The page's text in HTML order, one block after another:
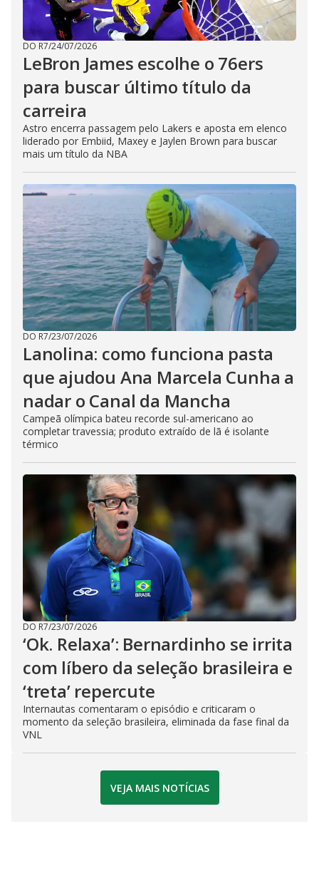
DO R7/24/07/2026
LeBron James escolhe o 76ers
para buscar último título da
carreira
Astro encerra passagem pelo Lakers e aposta em elenco
liderado por Embiid, Maxey e Jaylen Brown para buscar
mais um título da NBA
DO R7/23/07/2026
Lanolina: como funciona pasta
que ajudou Ana Marcela Cunha a
nadar o Canal da Mancha
Campeã olímpica bateu recorde sul-americano ao
completar travessia; produto extraído de lã é isolante
térmico
DO R7/23/07/2026
‘Ok. Relaxa’: Bernardinho se irrita
com líbero da seleção brasileira e
‘treta’ repercute
Internautas comentaram o episódio e criticaram o
momento da seleção brasileira, eliminada da fase final da
VNL
VEJA MAIS NOTÍCIAS